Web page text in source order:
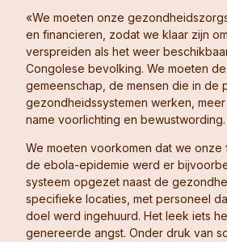
«We moeten onze
en financieren, zodat we klaar zijn
verspreiden als het weer
Congolese bevolking. We moeten
gemeenschap, de mensen die in de
gezondheidssystemen werken,
name voorlichting en bewustwording.
We moeten voorkomen dat we onze
de ebola-epidemie werd er
systeem opgezet naast de
specifieke locaties, met personeel
doel werd ingehuurd. Het leek iets
genereerde angst. Onder druk van